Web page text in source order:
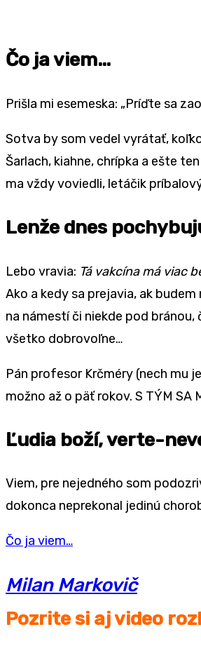
Čo ja viem…
Prišla mi esemeska: „Príďte sa
Sotva by som vedel vyrátať,
Šarlach, kiahne, chrípka a ešte
ma vždy voviedli, letáčik
Lenže dnes
Lebo vravia: Tá vakcína má viac
Ako a kedy sa prejavia, ak
na námestí či niekde pod
všetko dobrovoľne…
Pán profesor Krčméry (nech mu
možno až o päť rokov. S TÝM SA
Ľudia boží, verte-
Viem, pre nejedného som
dokonca neprekonal jedinú
Čo ja viem…
Milan Markovič
Pozrite si aj video